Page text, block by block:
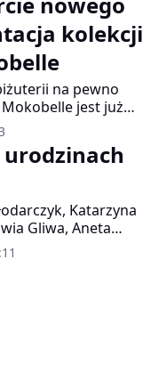
kolekcji
na pewno
jest już
Mokotów, gdzie
otwarcie
urodzinach
Katarzyna
Gliwa, Aneta
Marta
Kuligowska,